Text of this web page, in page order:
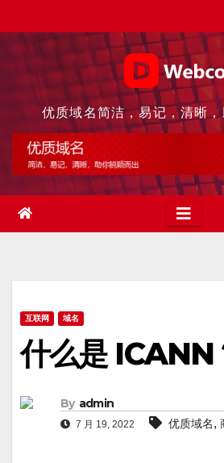
to
content
优质域名简洁，易记，清晰，
互联网 域名
什么是 ICANN
By admin
7 月 19, 2022 优质域名,